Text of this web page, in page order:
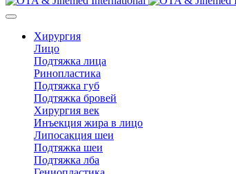
Хирургия
Лицо
Подтяжка лица
Ринопластика
Подтяжка губ
Подтяжка бровей
Хирургия век
Инъекция жира в лицо
Липосакция шеи
Подтяжка шеи
Подтяжка лба